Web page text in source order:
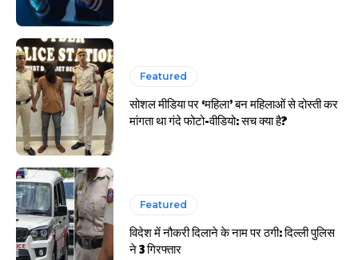
Featured
सोशल मीडिया पर ‘महिला’ बन महिलाओं से दोस्ती कर
मांगता था गंदे फोटो-वीडियो: सच क्या है?
Featured
विदेश में नौकरी दिलाने के नाम पर ठगी: दिल्ली पुलिस
ने 3 गिरफ्तार